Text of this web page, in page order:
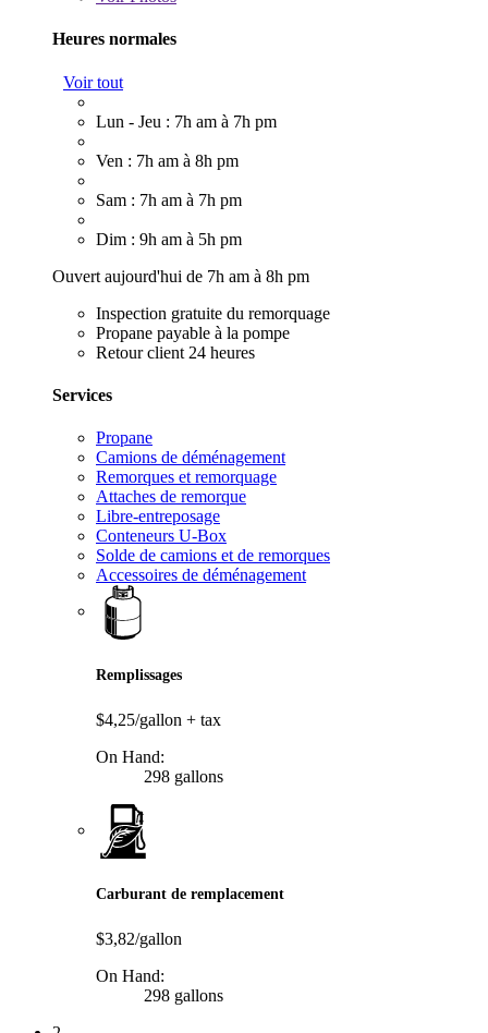
Heures normales
Voir tout
Lun - Jeu : 7h am à 7h pm
Ven : 7h am à 8h pm
Sam : 7h am à 7h pm
Dim : 9h am à 5h pm
Ouvert aujourd'hui de 7h am à 8h pm
Inspection gratuite du remorquage
Propane payable à la pompe
Retour client 24 heures
Services
Propane
Camions de déménagement
Remorques et remorquage
Attaches de remorque
Libre-entreposage
Conteneurs U-Box
Solde de camions et de remorques
Accessoires de déménagement
Remplissages
$4,25/gallon + tax
On Hand:
298 gallons
Carburant de remplacement
$3,82/gallon
On Hand:
298 gallons